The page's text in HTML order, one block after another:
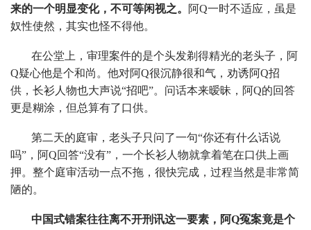
来的一个明显变化，不可等闲视之。
阿Q一时不适应，虽是
奴性使然，其实也怪不得他。
在公堂上，审理案件的是个头发剃得精光的老头子，阿
Q疑心他是个和尚。他对阿Q很沉静很和气，劝诱阿Q招
供，长衫人物也大声说“招吧”。问话本来暧昧，阿Q的回答
更是糊涂，但总算有了口供。
第二天的庭审，老头子只问了一句“你还有什么话说
吗”，阿Q回答“没有”，一个长衫人物就拿着笔在口供上画
押。整个庭审活动一点不拖，很快完成，过程当然是非常简
陋的。
中国式错案往往离不开刑讯这一要素，阿Q冤案竟是个